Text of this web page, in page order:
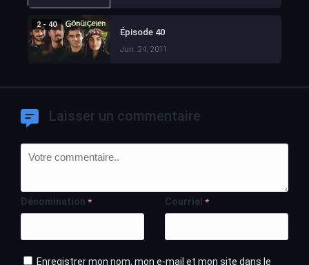
2 - 40
Épisode 40
Jun. 24, 2011
Laisser un commentaire
Dénomination * Courriel *
Enregistrer mon nom, mon e-mail et mon site dans le